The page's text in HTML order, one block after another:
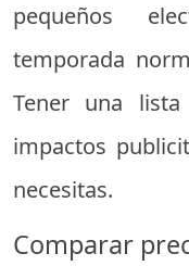
pequeños
temporada
Tener una
impactos
necesitas.
Comparar